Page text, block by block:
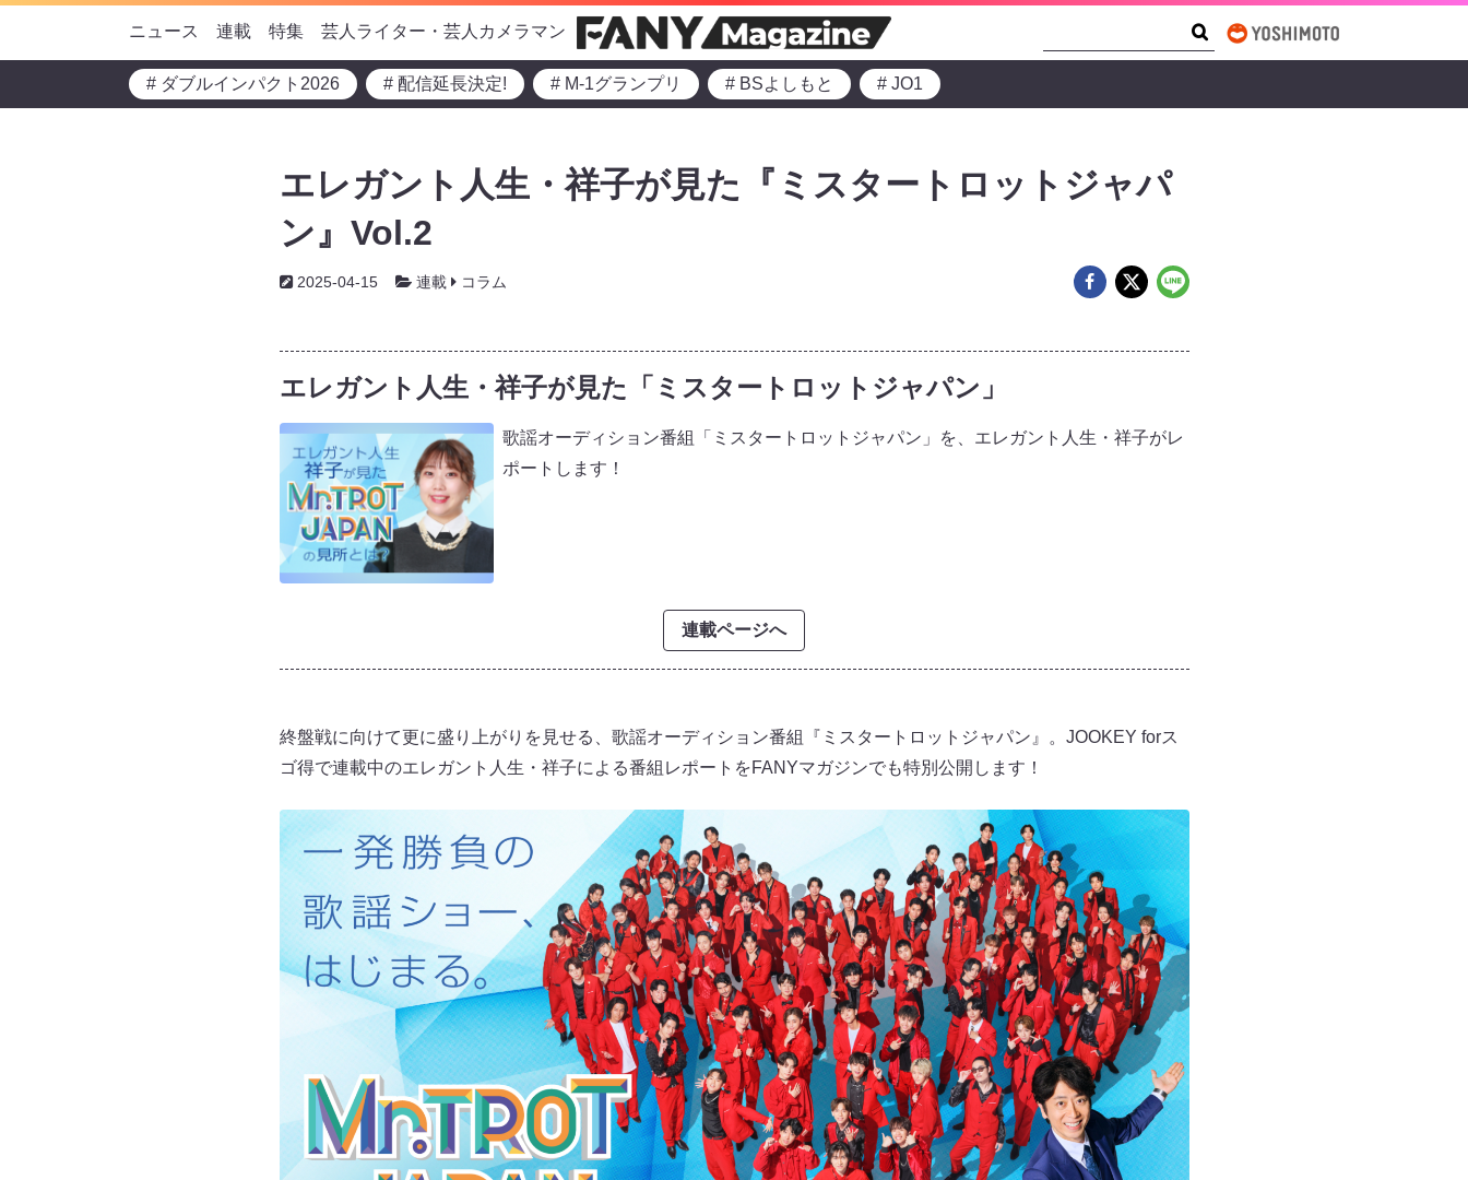
ニュース 連載 特集 芸人ライター・芸人カメラマン
# ダブルインパクト2026 # 配信延長決定! # M-1グランプリ # BSよしもと # JO1
エレガント人生・祥子が見た『ミスタートロットジャパ
ン』Vol.2
2025-04-15 連載 コラム
エレガント人生・祥子が見た「ミスタートロットジャパン」
歌謡オーディション番組「ミスタートロットジャパン」を、エレガント人生・祥子がレ
ポートします！
連載ページへ
終盤戦に向けて更に盛り上がりを見せる、歌謡オーディション番組『ミスタートロットジャパン』。JOOKEY forス
ゴ得で連載中のエレガント人生・祥子による番組レポートをFANYマガジンでも特別公開します！